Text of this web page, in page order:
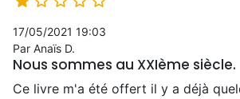
17/05/2021 19:03
Par Anaïs D.
Nous sommes au XXIème siècle.
Ce livre m'a été offert il y a déjà